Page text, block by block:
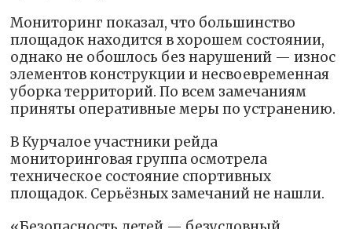
Мониторинг показал, что большинство
площадок находится в хорошем состоянии,
однако не обошлось без нарушений — износ
элементов конструкции и несвоевременная
уборка территорий. По всем замечаниям
приняты оперативные меры по устранению.
В Курчалое участники рейда
мониторинговая группа осмотрела
техническое состояние спортивных
площадок. Серьёзных замечаний не нашли.